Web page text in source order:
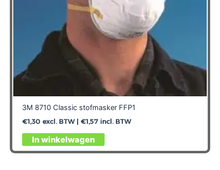
3M 8710 Classic stofmasker FFP1
€1,30excl. BTW | €1,57incl. BTW
In winkelwagen